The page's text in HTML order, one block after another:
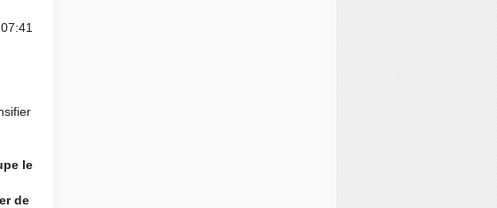
le
de